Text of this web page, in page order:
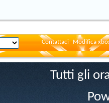
Contattaci Modifica
Tutti gli